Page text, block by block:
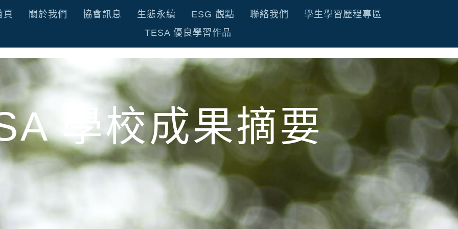
頁 關於我們 協會訊息 生態永續 ESG 觀點 聯絡我們
學生學習歷程專區
TESA 優良學習作品
學校成果摘要